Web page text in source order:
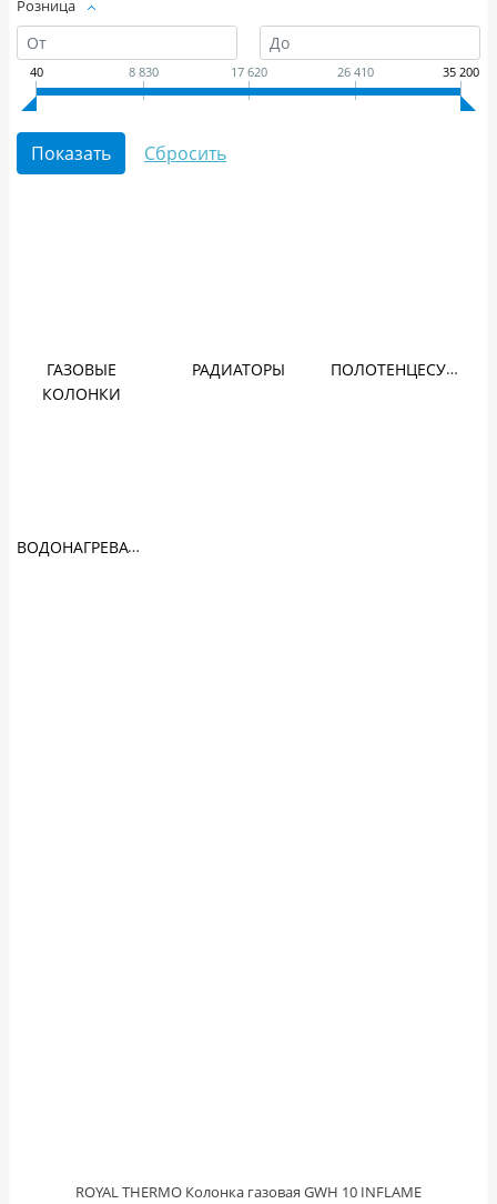
Розница
40 8 830 17 620 26 410 35 200
ГАЗОВЫЕ
КОЛОНКИ
РАДИАТОРЫ ПОЛОТЕНЦЕСУШИТЕЛИ
ВОДОНАГРЕВАТЕЛИ
ROYAL THERMO Колонка газовая GWH 10 INFLAME